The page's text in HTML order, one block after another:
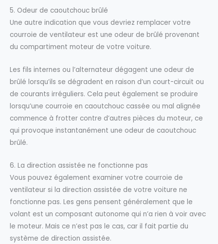
5. Odeur de caoutchouc brûlé
Une autre indication que vous devriez remplacer votre
courroie de ventilateur est une odeur de brûlé provenant
du compartiment moteur de votre voiture.
Les fils internes ou l’alternateur dégagent une odeur de
brûlé lorsqu’ils se dégradent en raison d’un court-circuit ou
de courants irréguliers. Cela peut également se produire
lorsqu’une courroie en caoutchouc cassée ou mal alignée
commence à frotter contre d’autres pièces du moteur, ce
qui provoque instantanément une odeur de caoutchouc
brûlé.
6. La direction assistée ne fonctionne pas
Vous pouvez également examiner votre courroie de
ventilateur si la direction assistée de votre voiture ne
fonctionne pas. Les gens pensent généralement que le
volant est un composant autonome qui n’a rien à voir avec
le moteur. Mais ce n’est pas le cas, car il fait partie du
système de direction assistée.